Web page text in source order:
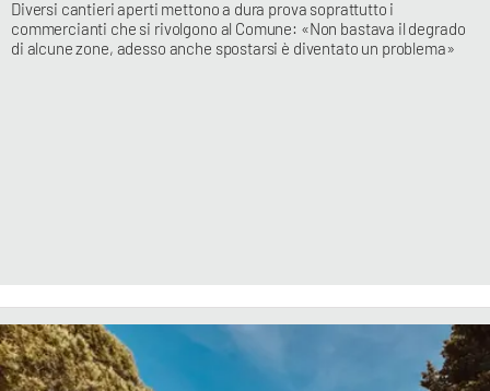
Diversi cantieri aperti mettono a dura prova soprattutto i
commercianti che si rivolgono al Comune: «Non bastava il degrado
di alcune zone, adesso anche spostarsi è diventato un problema»